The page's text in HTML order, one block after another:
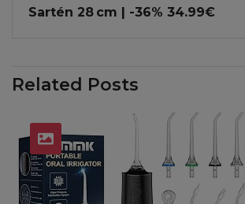
Sartén 28 cm | -36% 34.99€
Related Posts